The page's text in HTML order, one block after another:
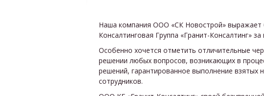
Наша компания ООО «СК Новострой» выражает
Консалтинговая Группа «Гранит-Консалтинг»
Особенно хочется отметить отличительные
решении любых вопросов, возникающих в
решений, гарантированное выполнение взятых
сотрудников.